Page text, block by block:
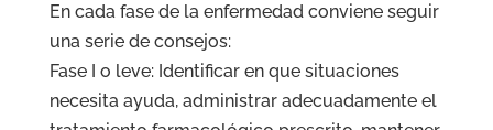
En cada fase de la enfermedad conviene seguir
una serie de consejos:
Fase I o leve: Identificar en que situaciones
necesita ayuda, administrar adecuadamente el